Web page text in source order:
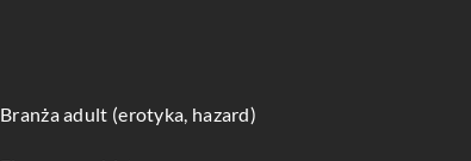
Branża adult (erotyka, hazard)